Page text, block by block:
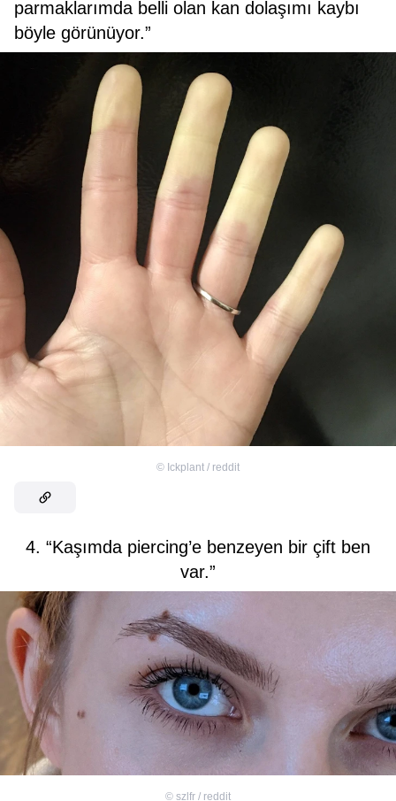
parmaklarımda belli olan kan dolaşımı kaybı
böyle görünüyor.”
© Ickplant / reddit
4. “Kaşımda piercing’e benzeyen bir çift ben
var.”
© szlfr / reddit